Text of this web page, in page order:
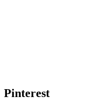
Pinterest